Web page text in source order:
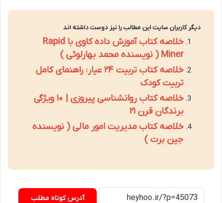
دیگر کاربران سایت این مطالب را نیز دوست داشته اند
خلاصه کتاب آموزش داده کاوی با Rapid
Miner ( نویسنده محمد بهارلوئی )
خلاصه کتاب تربیت ۲۴ عیار: راهنمای کامل
تربیت کودک
خلاصه کتاب روانشناسی پیروزی | ۱۰ ویژگی
برندگان قرن ۲۱
خلاصه کتاب مدیریت امور مالی ( نویسنده
جین برت )
آدرس کوتاه مطلب